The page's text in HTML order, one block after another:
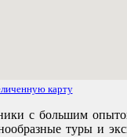
карту
с большим
туры и